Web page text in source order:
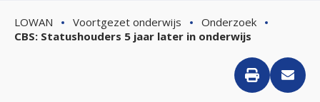
LOWAN Voortgezet onderwijs
Onderzoek
CBS: Statushouders 5 jaar later in onderwijs